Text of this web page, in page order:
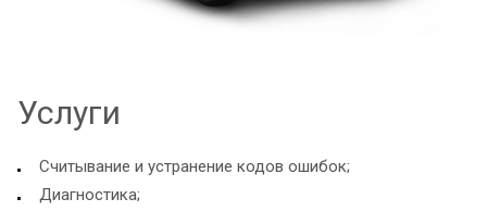
Услуги
Считывание и устранение кодов ошибок;
Диагностика;